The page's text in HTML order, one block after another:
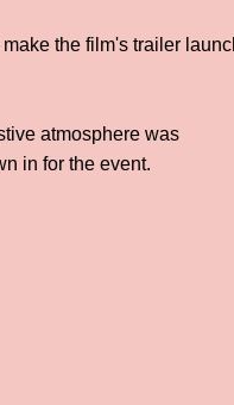
the film's trailer
atmosphere was
in for the event.